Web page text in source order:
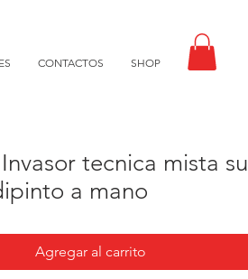
CONTACTOS SHOP
tecnica mista su
a mano
Agregar al carrito